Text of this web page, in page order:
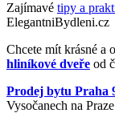
Zajímavé tipy a
ElegantniBydleni.cz
Chcete mít krásné a
hliníkové dveře od
Prodej bytu Praha
Vysočanech na